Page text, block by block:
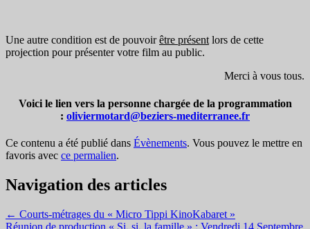
Une autre condition est de pouvoirêtre présentlors de cette
projection pour présenter votre film au public.
Merci à vous tous.
Voici le lien vers la personne chargée de la programmation
: oliviermotard@beziers-mediterranee.fr
Ce contenu a été publié dans Évènements. Vous pouvez le mettre en
favoris avec ce permalien.
Navigation des articles
← Courts-métrages du « Micro Tippi KinoKabaret »
Réunion de production « Si, si, la famille » : Vendredi 14 Septembre